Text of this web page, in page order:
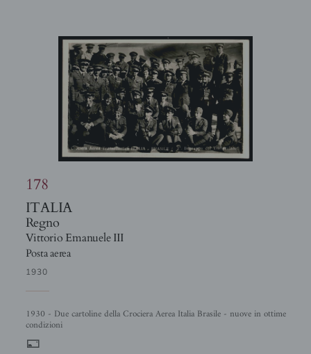
178
ITALIA
Regno
Vittorio Emanuele III
Posta aerea
1930
1930 - Due cartoline della Crociera Aerea Italia Brasile - nuove in ottime
condizioni
%